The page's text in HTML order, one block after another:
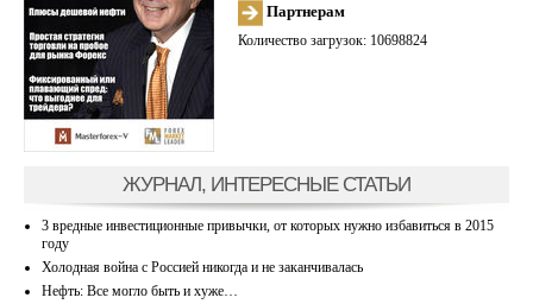
Партнерам
Количество загрузок: 10698824
ЖУРНАЛ, ИНТЕРЕСНЫЕ СТАТЬИ
3 вредные инвестиционные привычки, от которых нужно избавиться в 2015
году
Холодная война с Россией никогда и не заканчивалась
Нефть: Все могло быть и хуже…